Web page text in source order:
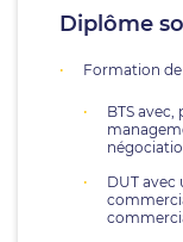
Diplôme
Formation de
BTS
DUT avec